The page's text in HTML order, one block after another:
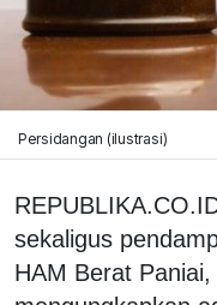
Persidangan (ilustrasi)
sekaligus
HAM Berat